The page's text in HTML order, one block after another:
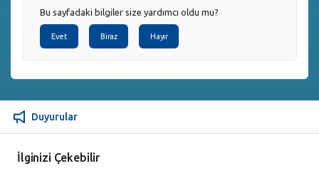
Bu sayfadaki bilgiler size yardımcı oldu mu?
Evet Biraz Hayır
Duyurular
İlginizi Çekebilir